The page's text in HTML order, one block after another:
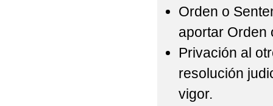
Orden o
aportar Orden
Privación al
resolución
vigor.